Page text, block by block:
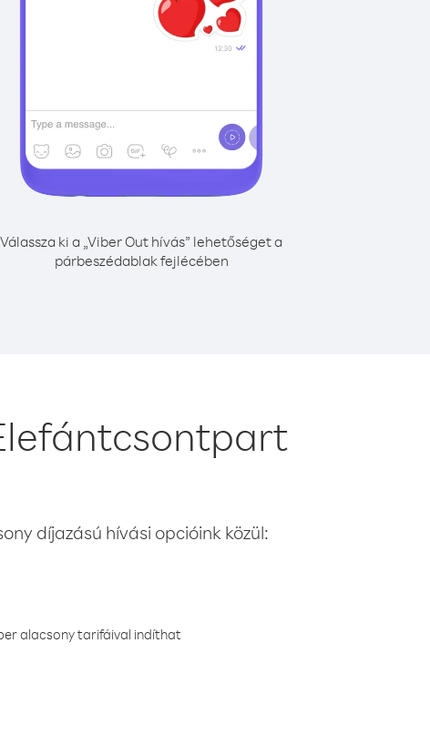
Válassza ki a „Viber Out hívás” lehetőséget a
párbeszédablak fejlécében
díjazású hívási opcióink közül:
alacsony tarifáival indíthat